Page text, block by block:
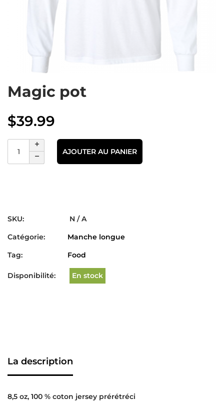
Magic pot
$39.99
AJOUTER AU PANIER
SKU:
N / A
Catégorie:
Manche longue
Tag:
Food
Disponibilité: En stock
La description
8,5 oz, 100 % coton jersey prérétréci